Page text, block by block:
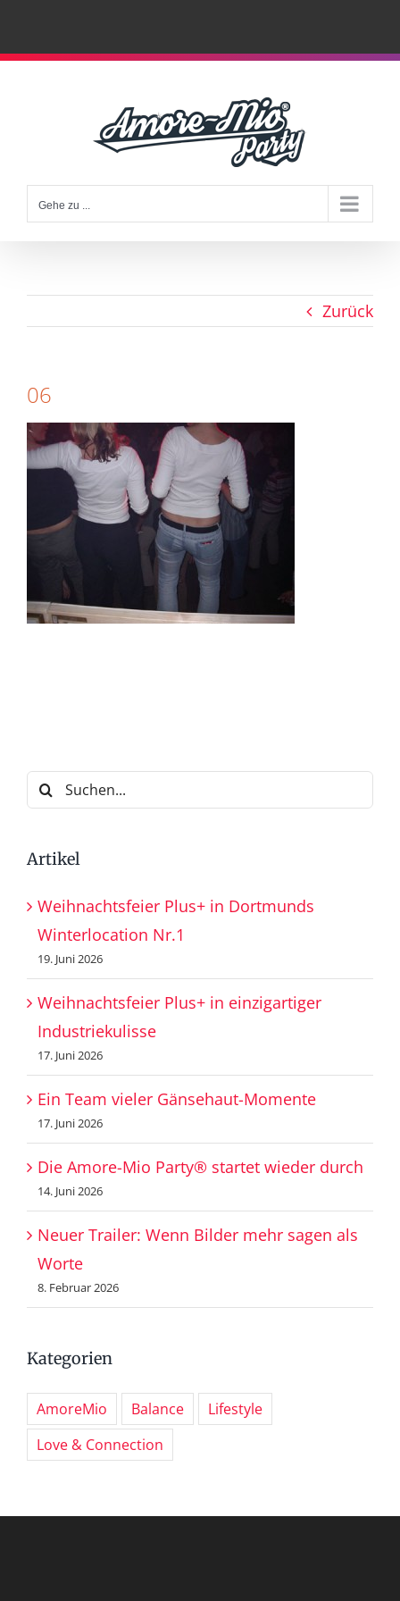
Zum
Gehe zu ...
Zurück
06
Suche
nach:
Artikel
Weihnachtsfeier Plus+ in Dortmunds
Winterlocation Nr.1
19. Juni 2026
Weihnachtsfeier Plus+ in einzigartiger
Industriekulisse
17. Juni 2026
Ein Team vieler Gänsehaut-Momente
17. Juni 2026
Die Amore-Mio Party® startet wieder durch
14. Juni 2026
Neuer Trailer: Wenn Bilder mehr sagen als
Worte
8. Februar 2026
Kategorien
AmoreMio Balance
Lifestyle
Love & Connection